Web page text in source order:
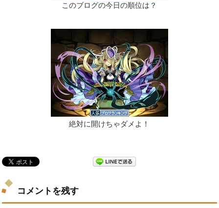
このブログの今日の順位は？
絶対に開けちゃダメよ！
コメントを残す